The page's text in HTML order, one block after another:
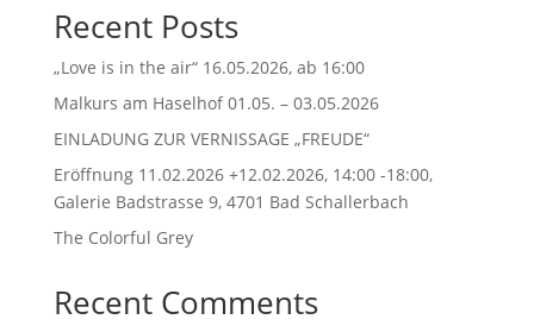
Recent Posts
„Love is in the air“ 16.05.2026, ab 16:00
Malkurs am Haselhof 01.05. – 03.05.2026
EINLADUNG ZUR VERNISSAGE „FREUDE“
Eröffnung 11.02.2026 +12.02.2026, 14:00 -18:00,
Galerie Badstrasse 9, 4701 Bad Schallerbach
The Colorful Grey
Recent Comments